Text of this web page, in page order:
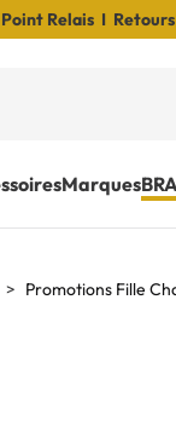
Relais I
Marques
Promotions Fille